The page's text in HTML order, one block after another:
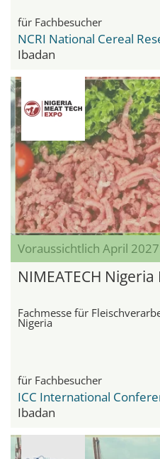
für Fachbesucher
NCRI National Cereal
Ibadan
Voraussichtlich April 2027
NIMEATECH
Fachmesse für
Nigeria
für Fachbesucher
ICC International
Ibadan